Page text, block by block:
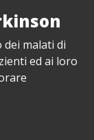
malati di
ed ai loro